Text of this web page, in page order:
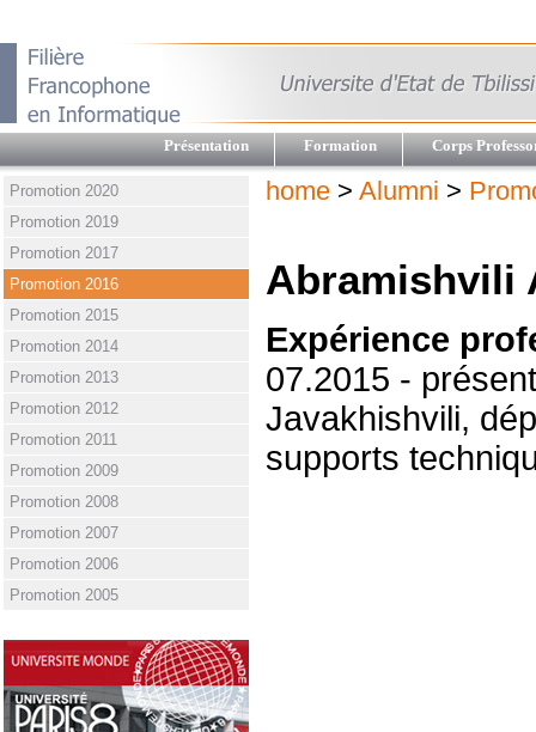
Présentation Formation Corps
Promotion 2020
Promotion 2019
Promotion 2017
Promotion 2016
Promotion 2015
Promotion 2014
Promotion 2013
Promotion 2012
Promotion 2011
Promotion 2009
Promotion 2008
Promotion 2007
Promotion 2006
Promotion 2005
home > Alumni >
Abramishvili
Expérience
07.2015 -
Javakhishvili,
supports